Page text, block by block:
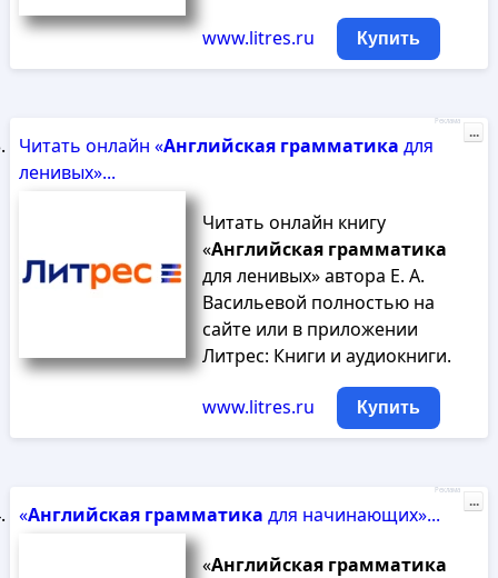
www.litres.ru Купить
Читать онлайн «Английская грамматика для
ленивых»...
Читать онлайн книгу
«Английская грамматика
для ленивых» автора Е. А.
Васильевой полностью на
сайте или в приложении
Литрес: Книги и аудиокниги.
www.litres.ru Купить
Реклама
...
«Английская грамматика для начинающих»...
«Английская грамматика
Реклама
...